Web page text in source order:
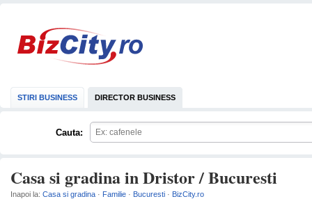
STIRI BUSINESS DIRECTOR BUSINESS
Cauta:
Casa si gradina in Dristor / Bucuresti
Inapoi la: Casa si gradina · Familie · Bucuresti · BizCity.ro